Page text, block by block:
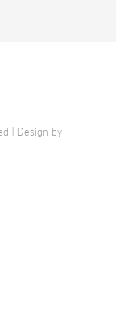
| Design by